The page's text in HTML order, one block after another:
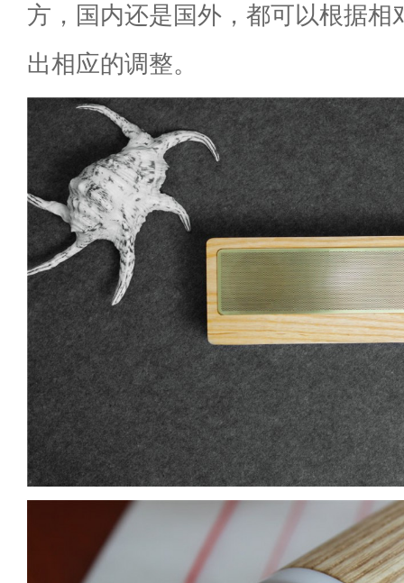
方，国内还是国外，都可以根据相
出相应的调整。